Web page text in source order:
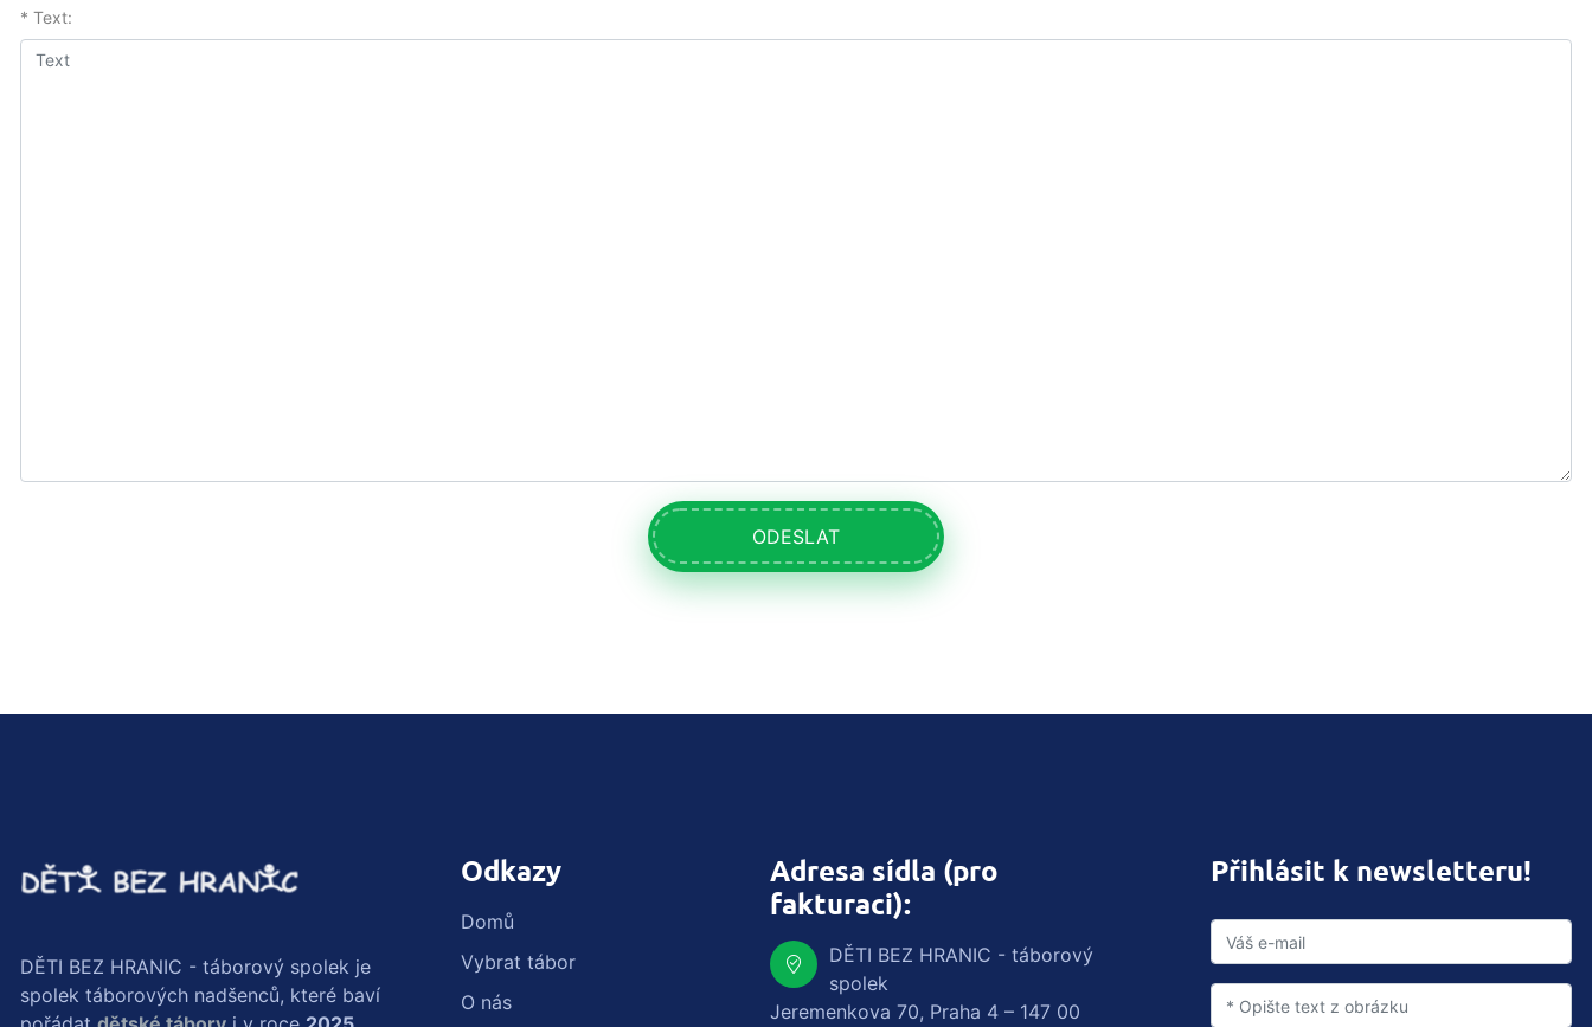
* Text:
ODESLAT
DĚTI BEZ HRANIC - táborový spolek je
spolek táborových nadšenců, které baví
Odkazy
Domů
Vybrat tábor
O nás
Adresa sídla (pro
fakturaci):
DĚTI BEZ HRANIC - táborový
spolek
Jeremenkova 70, Praha 4 – 147 00
Přihlásit k newsletteru!